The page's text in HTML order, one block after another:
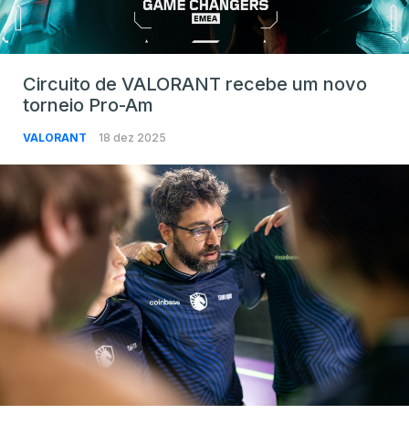
Circuito de VALORANT recebe um novo
torneio Pro-Am
VALORANT 18 dez 2025